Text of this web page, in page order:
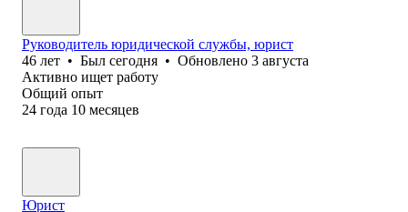
Руководитель юридической службы, юрист
46 лет • Был сегодня • Обновлено 3 августа
Активно ищет работу
Общий опыт
24 года 10 месяцев
Юрист